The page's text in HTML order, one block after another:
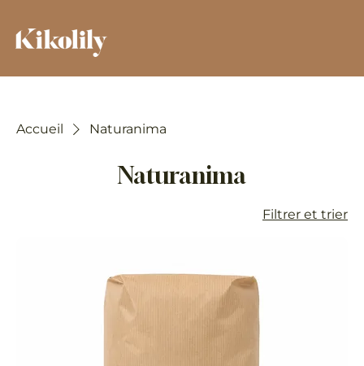
Accueil Naturanima
Naturanima
Filtrer et trier